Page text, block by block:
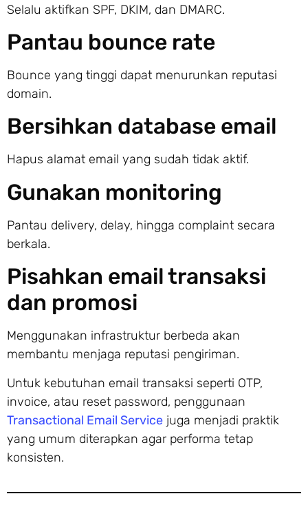
Selalu aktifkan SPF, DKIM, dan DMARC.
Pantau bounce rate
Bounce yang tinggi dapat menurunkan reputasi
domain.
Bersihkan database email
Hapus alamat email yang sudah tidak aktif.
Gunakan monitoring
Pantau delivery, delay, hingga complaint secara
berkala.
Pisahkan email transaksi
dan promosi
Menggunakan infrastruktur berbeda akan
membantu menjaga reputasi pengiriman.
Untuk kebutuhan email transaksi seperti OTP,
invoice, atau reset password, penggunaan
Transactional Email Service juga menjadi praktik
yang umum diterapkan agar performa tetap
konsisten.